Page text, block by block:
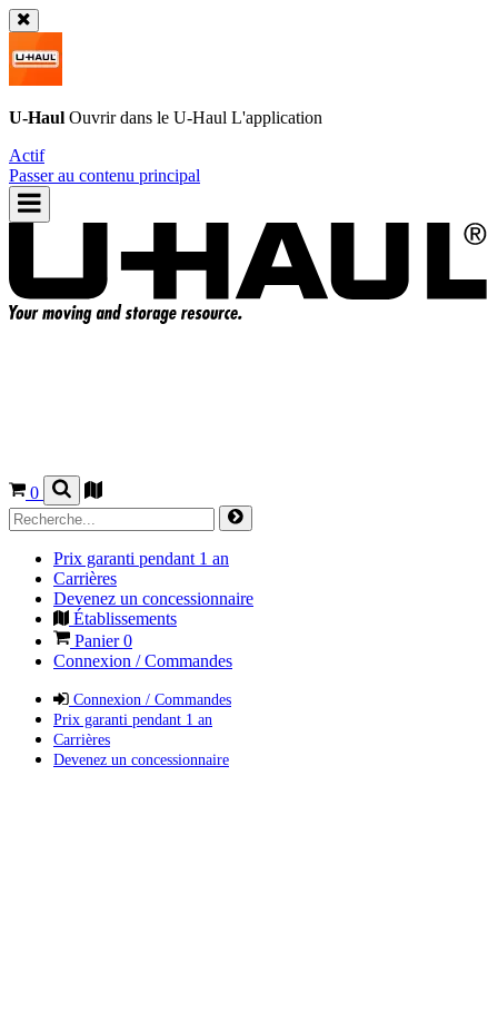
U-Haul Ouvrir dans le U-Haul L'application
Actif
Passer au contenu principal
0
Prix garanti pendant 1 an
Carrières
Devenez un concessionnaire
Établissements
Panier0
Connexion / Commandes
Connexion / Commandes
Prix garanti pendant 1 an
Carrières
Devenez un concessionnaire